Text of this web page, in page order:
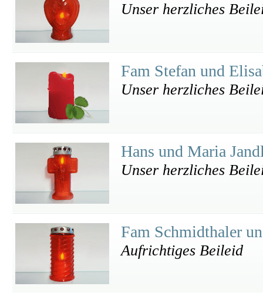
Unser herzliches
Fam Stefan und
Unser herzliches
Hans und Maria
Unser herzliches
Fam Schmidthaler
Aufrichtiges Beileid